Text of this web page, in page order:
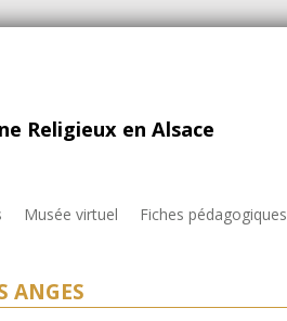
Religieux en Alsace
Musée virtuel Fiches pédagogiques
ANGES